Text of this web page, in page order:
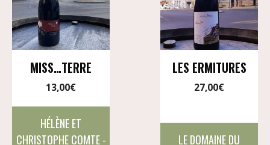
MISS…TERRE
13,00€
HÉLÈNE ET
CHRISTOPHE COMTE -
LES ERMITURES
27,00€
LE DOMAINE DU